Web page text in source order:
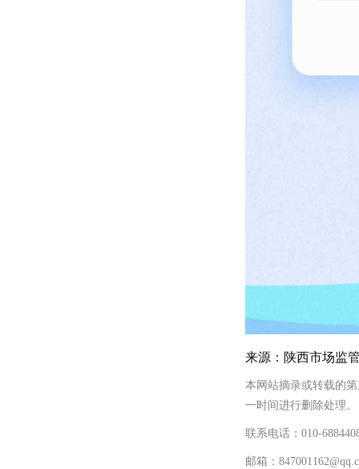
来源：陕西市场监
本网站摘录或转载的
一时间进行删除处理。
联系电话：010-
邮箱：